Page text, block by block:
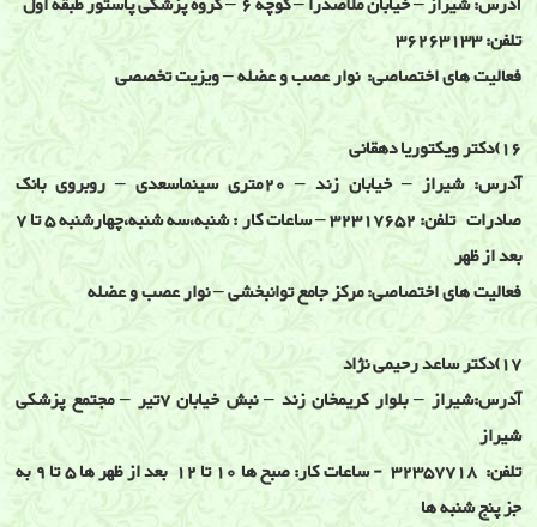
تلفن: 36263133
فعالیت های اختصاصی: نوار عصب و عضله – ویزیت تخصصی
16)دکتر ویکتوریا دهقانی
آدرس: شیراز – خیابان زند – 20متری سینماسعدی – روبروی بانک
صادرات تلفن: 32317652 – ساعات کار : شنبه،سه شنبه،چهارشنبه 5 تا 7
بعد از ظهر
فعالیت های اختصاصی: مرکز جامع توانبخشی – نوار عصب و عضله
17)دکتر ساعد رحیمی نژاد
آدرس:شیراز – بلوار کریمخان زند – نبش خیابان 7تیر – مجتمع پزشکی
شیراز
تلفن: 32357718 - ساعات کار: صبح ها 10 تا 12 بعد از ظهر ها 5 تا 9 به
جز پنج شنبه ها